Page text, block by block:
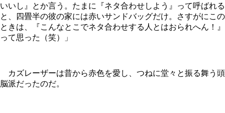
いいし』とか言う。たまに『ネタ合わせしよう』って呼ばれる
と、四畳半の彼の家には赤いサンドバッグだけ。さすがにこの
ときは、『こんなとこでネタ合わせする人とはおられへん！』
って思った（笑）」
カズレーザーは昔から赤色を愛し、つねに堂々と振る舞う頭
脳派だったのだ。